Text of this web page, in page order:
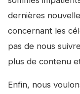
dernières
concernant les
pas de nous
plus de contenu
Enfin, nous